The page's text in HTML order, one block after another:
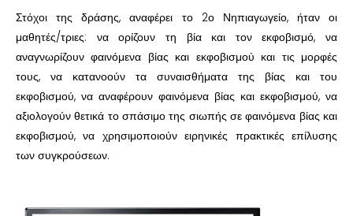
Στόχοι της δράσης, αναφέρει το 2ο Νηπιαγωγείο, ήταν οι
μαθητές/τριες: να ορίζουν τη βία και τον εκφοβισμό, να
αναγνωρίζουν φαινόμενα βίας και εκφοβισμού και τις μορφές
τους, να κατανοούν τα συναισθήματα της βίας και του
εκφοβισμού, να αναφέρουν φαινόμενα βίας και εκφοβισμού, να
αξιολογούν θετικά το σπάσιμο της σιωπής σε φαινόμενα βίας και
εκφοβισμού, να χρησιμοποιούν ειρηνικές πρακτικές επίλυσης
των συγκρούσεων.